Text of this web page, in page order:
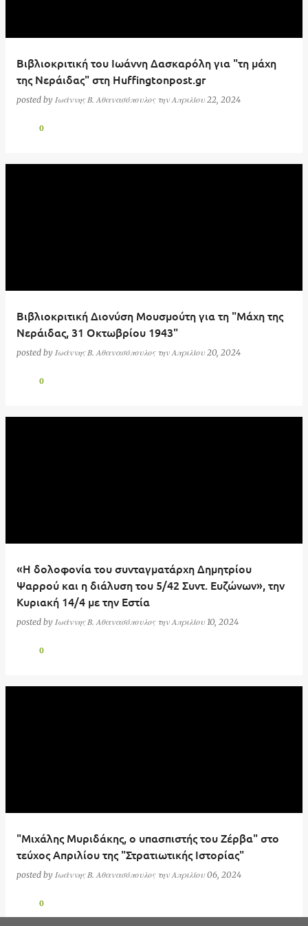
Βιβλιοκριτική του Ιωάννη Δασκαρόλη για "τη μάχη
της Νεράιδας" στη Huffingtonpost.gr
posted by Ιωάννης Β. Αθανασόπουλος τηνΑπριλίου 22, 2024
0
Βιβλιοκριτική Διονύση Μουσμούτη για τη "Μάχη της
Νεράιδας, 31 Οκτωβρίου 1943"
posted by Ιωάννης Β. Αθανασόπουλος τηνΑπριλίου 20, 2024
0
«Η δολοφονία του συνταγματάρχη Δημητρίου
Ψαρρού και η διάλυση του 5/42 Συντ. Ευζώνων», την
Κυριακή 14/4 με την Εστία
posted by Ιωάννης Β. Αθανασόπουλος τηνΑπριλίου 10, 2024
0
"Μιχάλης Μυριδάκης, ο υπασπιστής του Ζέρβα" στο
τεύχος Απριλίου της "Στρατιωτικής Ιστορίας"
posted by Ιωάννης Β. Αθανασόπουλος τηνΑπριλίου 06, 2024
0